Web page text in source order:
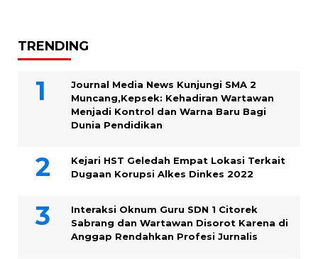
TRENDING
Journal Media News Kunjungi SMA 2
Muncang,Kepsek: Kehadiran Wartawan
Menjadi Kontrol dan Warna Baru Bagi
Dunia Pendidikan
Kejari HST Geledah Empat Lokasi Terkait
Dugaan Korupsi Alkes Dinkes 2022
Interaksi Oknum Guru SDN 1 Citorek
Sabrang dan Wartawan Disorot Karena di
Anggap Rendahkan Profesi Jurnalis